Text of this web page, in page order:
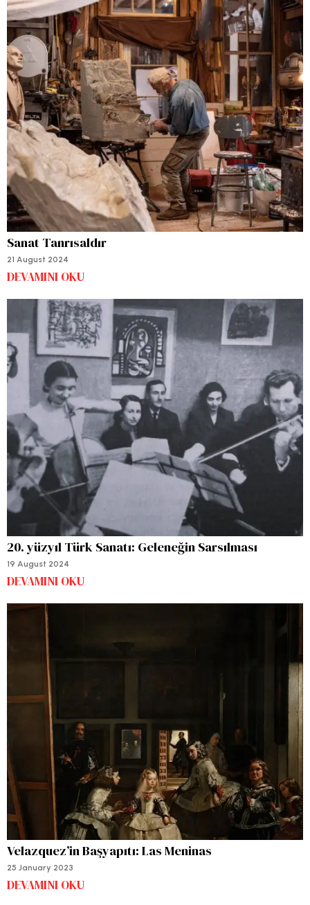
Sanat Tanrısaldır
21 August 2024
DEVAMINI OKU
20. yüzyıl Türk Sanatı: Geleneğin Sarsılması
19 August 2024
DEVAMINI OKU
Velazquez’in Başyapıtı: Las Meninas
25 January 2023
DEVAMINI OKU